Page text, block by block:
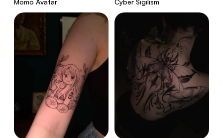
Momo Avatar Cyber Sigilism